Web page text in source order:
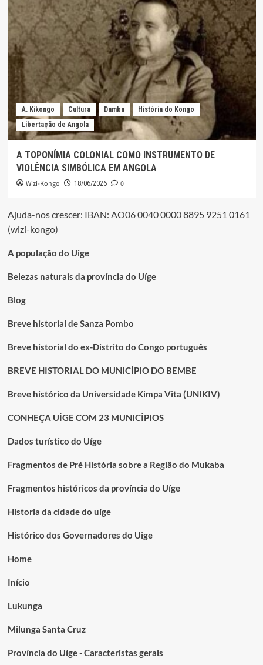
A. Kikongo Cultura Damba
História do Kongo
Libertação de Angola
A TOPONÍMIA COLONIAL COMO INSTRUMENTO DE
VIOLÊNCIA SIMBÓLICA EM ANGOLA
Wizi-Kongo 18/06/2026 0
Ajuda-nos crescer: IBAN: AO06 0040 0000 8895 9251 0161
(wizi-kongo)
A população do Uige
Belezas naturais da província do Uíge
Blog
Breve historial de Sanza Pombo
Breve historial do ex-Distrito do Congo português
BREVE HISTORIAL DO MUNICÍPIO DO BEMBE
Breve histórico da Universidade Kimpa Vita (UNIKIV)
CONHEÇA UÍGE COM 23 MUNICÍPIOS
Dados turístico do Uíge
Fragmentos de Pré História sobre a Região do Mukaba
Fragmentos históricos da província do Uíge
Historia da cidade do uíge
Histórico dos Governadores do Uige
Home
Início
Lukunga
Milunga Santa Cruz
Província do Uíge - Caracteristas gerais